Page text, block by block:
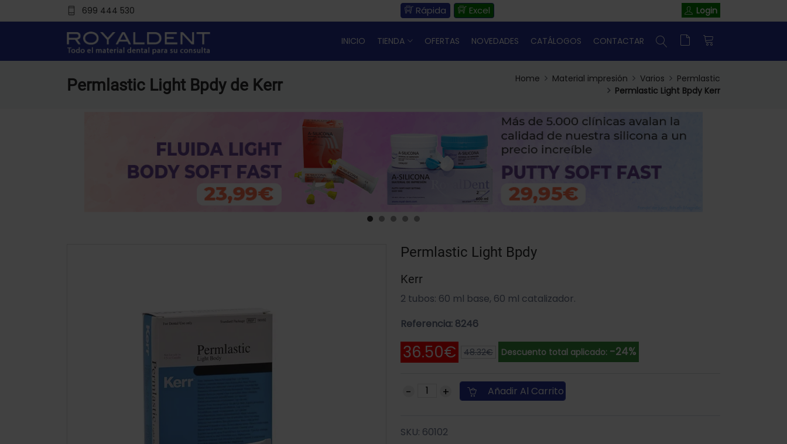
699 444 530 Rápida Excel Login
INICIO TIENDA OFERTAS NOVEDADES CATÁLOGOS CONTACTAR
Permlastic Light Bpdy de Kerr Home Material impresión Varios
Permlastic
Permlastic Light Bpdy Kerr
Permlastic Light Bpdy
Kerr
2 tubos: 60 ml base, 60 ml catalizador.
Referencia: 8246
36.50€ 48.32€ Descuento total aplicado: -24%
Añadir Al Carrito
SKU: 60102